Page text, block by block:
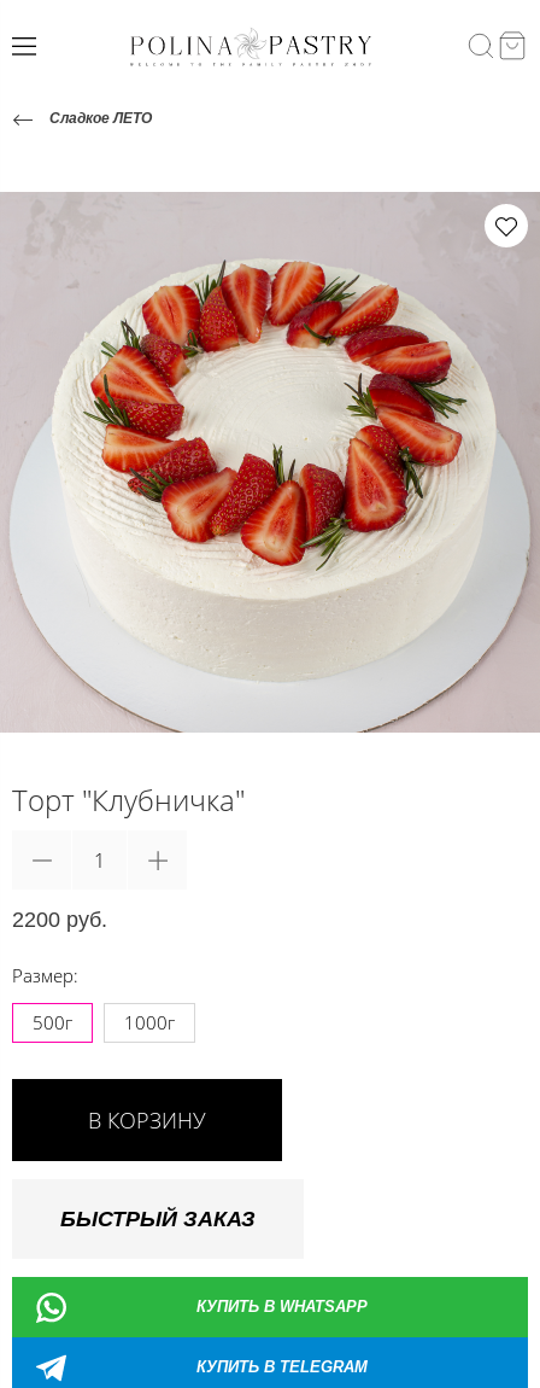
Сладкое ЛЕТО
Торт "Клубничка"
2200 руб.
Размер:
500г
1000г
В КОРЗИНУ
БЫСТРЫЙ ЗАКАЗ
КУПИТЬ В WHATSAPP
КУПИТЬ В TELEGRAM